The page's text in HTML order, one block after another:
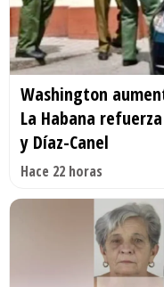
Washington
La Habana
y Díaz-Canel
Hace 22 horas